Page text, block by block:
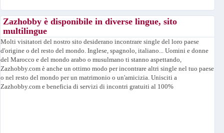
Zazhobby è disponibile in diverse lingue, sito
multilingue
Molti visitatori del nostro sito desiderano incontrare single del loro paese
d'origine o del resto del mondo. Inglese, spagnolo, italiano... Uomini e donne
del Marocco e del mondo arabo o musulmano ti stanno aspettando,
Zazhobby.com è anche un ottimo modo per incontrare altri single nel tuo paese
o nel resto del mondo per un matrimonio o un'amicizia. Unisciti a
Zazhobby.com e beneficia di servizi di incontri gratuiti al 100%